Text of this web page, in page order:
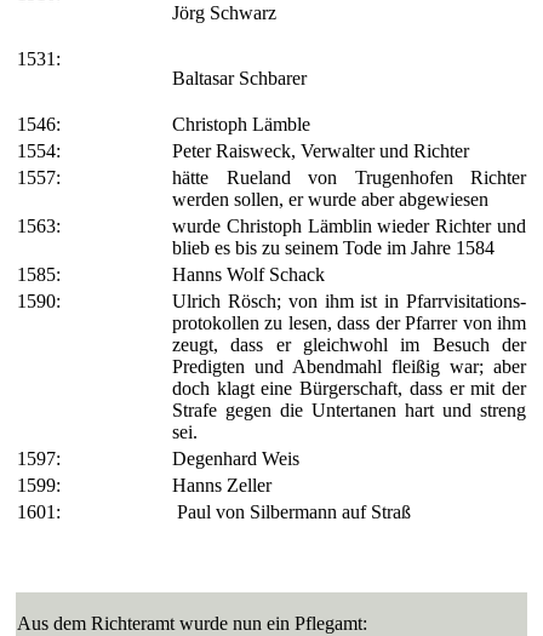
Jörg Schwarz
1531:
Baltasar Schbarer
1546:
Christoph Lämble
1554:
Peter Raisweck, Verwalter und Richter
1557:
hätte Rueland von Trugenhofen Richter
werden sollen, er wurde aber abge­wiesen
1563:
wurde Christoph Lämblin wieder Richter und
blieb es bis zu seinem Tode im Jahre 1584
1585:
Hanns Wolf Schack
1590:
Ulrich Rösch; von ihm ist in Pfarrvisitations­
protokollen zu lesen, dass der Pfarrer von ihm
zeugt, dass er gleichwohl im Besuch der
Predigten und Abendmahl fleißig war; aber
doch klagt eine Bürgerschaft, dass er mit der
Strafe gegen die Untertanen hart und streng
sei.
1597:
Degenhard Weis
1599:
Hanns Zeller
1601:
Paul von Silbermann auf Straß
Aus dem Richteramt wurde nun ein Pflegamt: